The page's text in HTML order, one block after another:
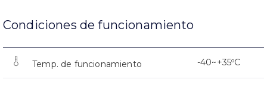
Condiciones de funcionamiento
Temp. de funcionamiento -40~+35ºC